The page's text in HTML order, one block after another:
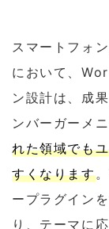
スマートフォ
において、
ン設計は、成
ンバーガーメ
れた領域でも
すくなります
ープラグイン
り、テーマに